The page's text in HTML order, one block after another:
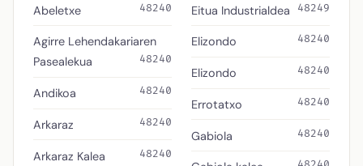
Abeletxe 48240
Agirre Lehendakariaren
Pasealekua
48240
Andikoa 48240
Arkaraz 48240
Arkaraz Kalea 48240
Eitua Industrialdea 48249
Elizondo 48240
Elizondo 48240
Errotatxo 48240
Gabiola 48240